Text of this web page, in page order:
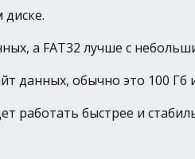
а FAT32 лучше с
данных, обычно это 100
работать быстрее и